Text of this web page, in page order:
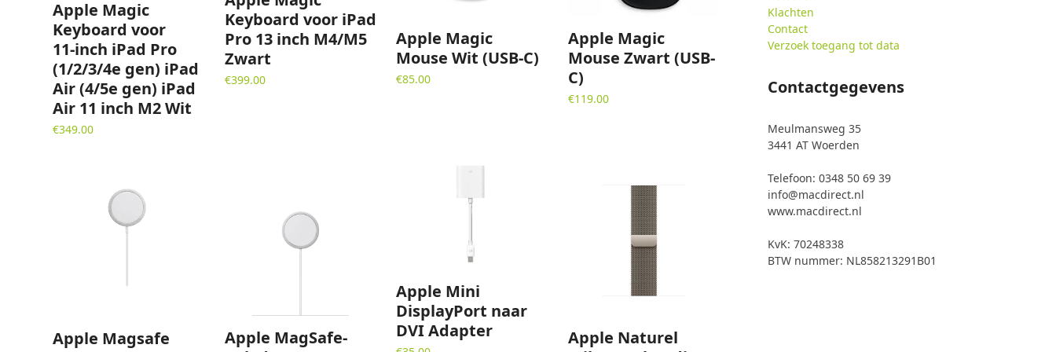
Apple Magic
Keyboard voor
11‑inch iPad Pro
(1/2/3/4e gen) iPad
Air (4/5e gen) iPad
Air 11 inch M2 Wit
€349.00
Keyboard voor iPad
Pro 13 inch M4/M5
Zwart
€399.00
Apple Magic
Mouse Wit (USB-C)
€85.00
Apple Magic
Mouse Zwart (USB-
C)
€119.00
Apple Magsafe
Apple MagSafe-
Apple Mini
DisplayPort naar
DVI Adapter
Apple Naturel
Klachten
Contact
Verzoek toegang tot data
Contactgegevens
Meulmansweg 35
3441 AT Woerden
Telefoon: 0348 50 69 39
info@macdirect.nl
www.macdirect.nl
KvK: 70248338
BTW nummer: NL858213291B01